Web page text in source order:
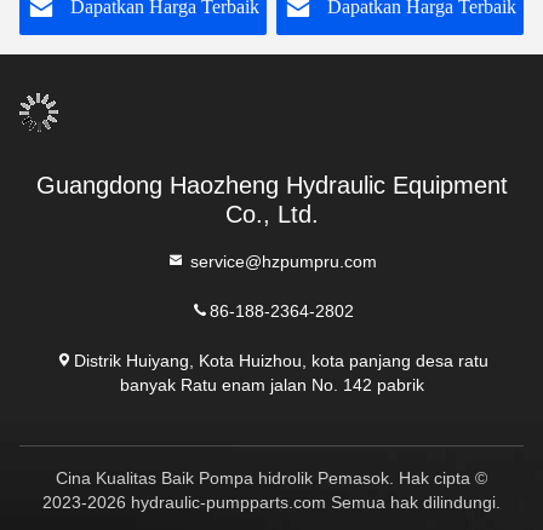
Dapatkan Harga Terbaik
Dapatkan Harga
Guangdong Haozheng Hydraulic Equipment
Co., Ltd.
service@hzpumpru.com
86-188-2364-2802
Distrik Huiyang, Kota Huizhou, kota panjang desa ratu
banyak Ratu enam jalan No. 142 pabrik
Cina Kualitas Baik Pompa hidrolik Pemasok. Hak cipta ©
2023-2026 hydraulic-pumpparts.com Semua hak dilindungi.